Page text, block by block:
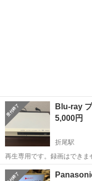
5,000円
折尾駅
再生専用です。録画はできま
色して黄色っぽくなっていま
福岡 北九州市